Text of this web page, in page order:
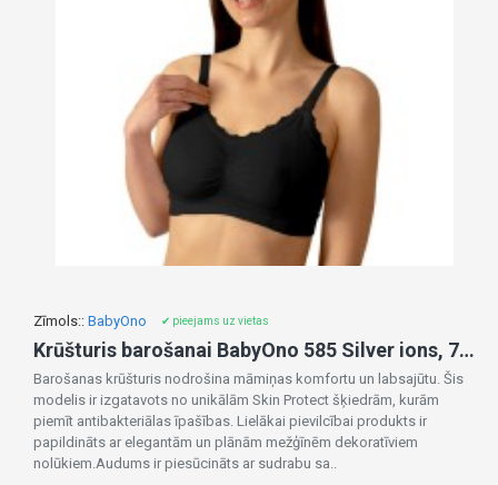
Zīmols:: BabyOno ✔ pieejams uz vietas
Krūšturis barošanai BabyOno 585 Silver ions, 75/80C black
Barošanas krūšturis nodrošina māmiņas komfortu un labsajūtu. Šis
modelis ir izgatavots no unikālām Skin Protect šķiedrām, kurām
piemīt antibakteriālas īpašības. Lielākai pievilcībai produkts ir
papildināts ar elegantām un plānām mežģīnēm dekoratīviem
nolūkiem.Audums ir piesūcināts ar sudrabu sa..